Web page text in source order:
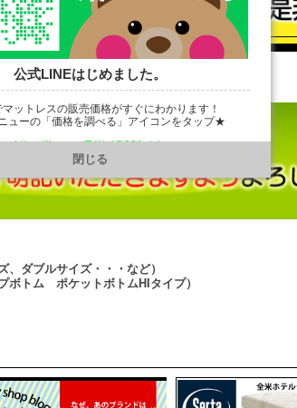
お問い合わせフォーム
、ダブルサイズ・・・など）
ボトム ポケットボトムHIタイプ）
公式LINEはじめました。
マットレスの販売価格がすぐにわかります！
ューの「価格を調べる」アイコンをタップ★
https://line.me/R/ti/p/@901ptzjz
閉じる